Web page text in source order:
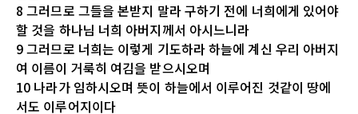
8 그러므로 그들을 본받지 말라 구하기 전에 너희에게 있어야
할 것을 하나님 너희 아버지께서 아시느니라
9 그러므로 너희는 이렇게 기도하라 하늘에 계신 우리 아버지
여 이름이 거룩히 여김을 받으시오며
10 나라가 임하시오며 뜻이 하늘에서 이루어진 것같이 땅에
서도 이루어지이다